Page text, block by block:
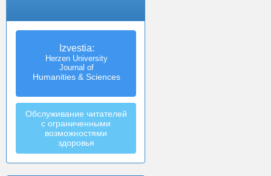
Izvestia:
Herzen University
Journal of
Humanities & Sciences
Обслуживание читателей
с ограниченными
возможностями
здоровья